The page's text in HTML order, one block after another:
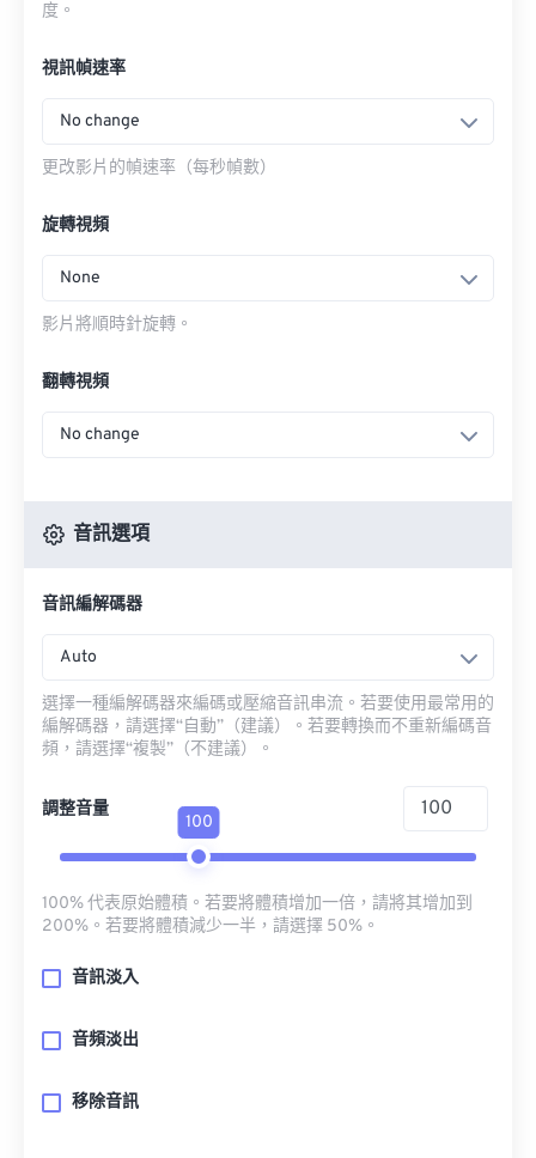
度。
視訊幀速率
No change
更改影片的幀速率（每秒幀數）
旋轉視頻
None
影片將順時針旋轉。
翻轉視頻
No change
音訊選項
音訊編解碼器
Auto
選擇一種編解碼器來編碼或壓縮音訊串流。若要使用最常用的
編解碼器，請選擇“自動”（建議）。若要轉換而不重新編碼音
頻，請選擇“複製”（不建議）。
調整音量
100
100% 代表原始體積。若要將體積增加一倍，請將其增加到
200%。若要將體積減少一半，請選擇 50%。
音訊淡入
音頻淡出
移除音訊